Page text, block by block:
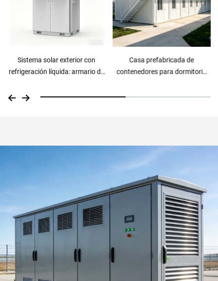
Casa prefabricada de
contenedores para dormitorio
Casa prefabricada de
contenedores de lujo